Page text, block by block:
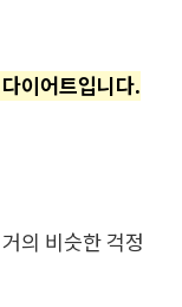
이어트입니다.
의 비슷한 걱정